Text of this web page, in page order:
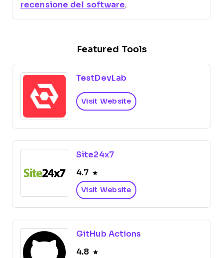
recensione del software.
Featured Tools
TestDevLab
Visit Website
Site24x7
4.7
Visit Website
GitHub Actions
4.8